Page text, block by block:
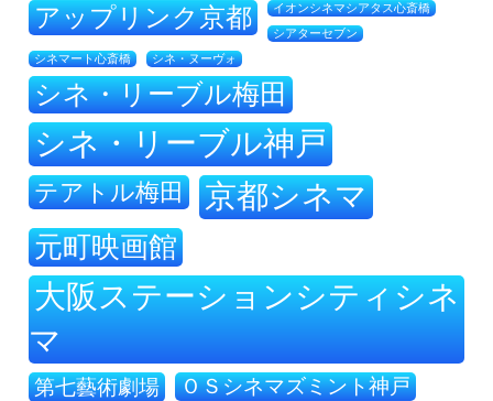
アップリンク京都 イオンシネマシアタス心斎橋
シアターセブン
シネマート心斎橋 シネ・ヌーヴォ
シネ・リーブル梅田
シネ・リーブル神戸
テアトル梅田 京都シネマ
元町映画館
大阪ステーションシティシネ
マ
第七藝術劇場 ＯＳシネマズミント神戸